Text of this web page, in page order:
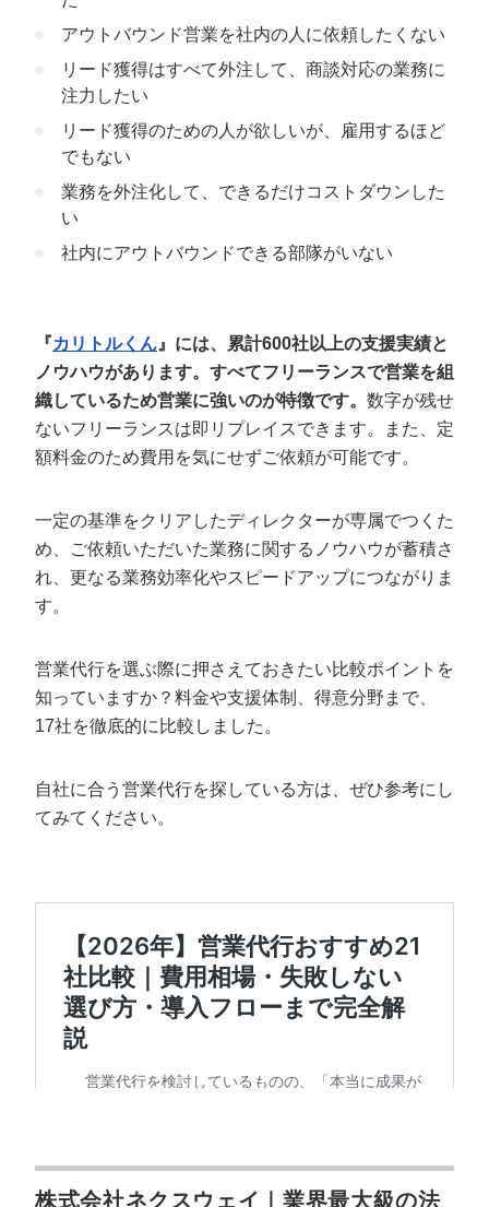
アウトバウンド営業を社内の人に依頼したくない
リード獲得はすべて外注して、商談対応の業務に
注力したい
リード獲得のための人が欲しいが、雇用するほど
でもない
業務を外注化して、できるだけコストダウンした
い
社内にアウトバウンドできる部隊がいない
『カリトルくん 』には、累計600社以上の支援実績と
ノウハウがあります。すべてフリーランスで営業を組
織しているため営業に強いのが特徴です。 数字が残せ
ないフリーランスは即リプレイスできます。また、定
額料金のため費用を気にせずご依頼が可能です。
一定の基準をクリアしたディレクターが専属でつくた
め、ご依頼いただいた業務に関するノウハウが蓄積さ
れ、更なる業務効率化やスピードアップにつながりま
す。
営業代行を選ぶ際に押さえておきたい比較ポイントを
知っていますか？料金や支援体制、得意分野まで、
17社を徹底的に比較しました。
自社に合う営業代行を探している方は、ぜひ参考にし
てみてください。
株式会社ネクスウェイ｜業界最大級の法